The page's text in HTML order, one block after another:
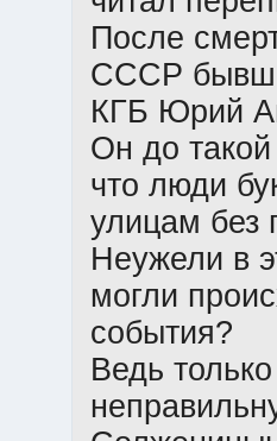
После
СССР
КГБ Юрий
Он до такой
что люди
улицам без
Неужели в
могли
события?
Ведь